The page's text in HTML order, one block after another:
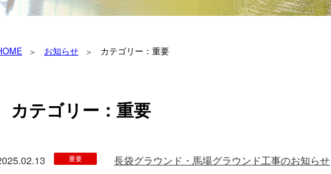
お知らせ カテゴリー：重要
カテゴリー：重要
重要
長袋グラウンド・馬場グラウンド工事のお知らせ